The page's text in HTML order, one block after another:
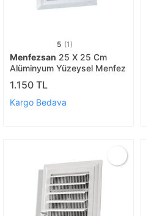
5 (1)
Menfezsan 25 X 25 Cm
Alüminyum Yüzeysel Menfez
1.150 TL
Kargo Bedava